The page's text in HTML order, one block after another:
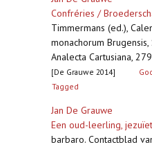
Confréries /
Timmermans (ed.),
monachorum
Analecta Cartusiana,
[De Grauwe 2014]
Tagged
Jan De Grauwe
Een oud-leerling,
barbaro. Contactblad